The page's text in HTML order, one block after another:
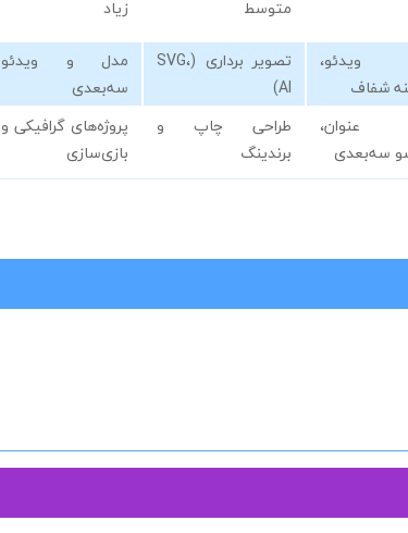
متوسط زیاد
ویدئو،
شفاف
تصویر برداری (SVG،
AI)
مدل و ویدئو
سه‌بعدی
عنوان،
سه‌بعدی
طراحی چاپ و
برندینگ
پروژه‌های گرافیکی و
بازی‌سازی